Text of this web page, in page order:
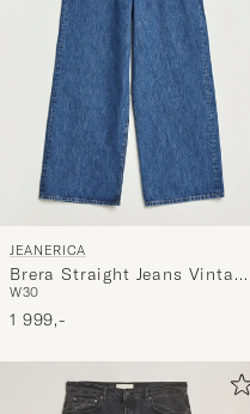
JEANERICA
Brera Straight Jeans Vintage
95
W30
1 999,-